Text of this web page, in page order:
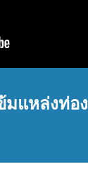
แหล่งท่อ